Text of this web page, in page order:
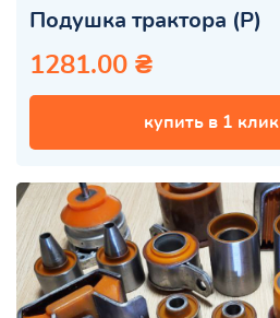
Подушка трактора (Р)
1281.00 ₴
купить в 1 клик